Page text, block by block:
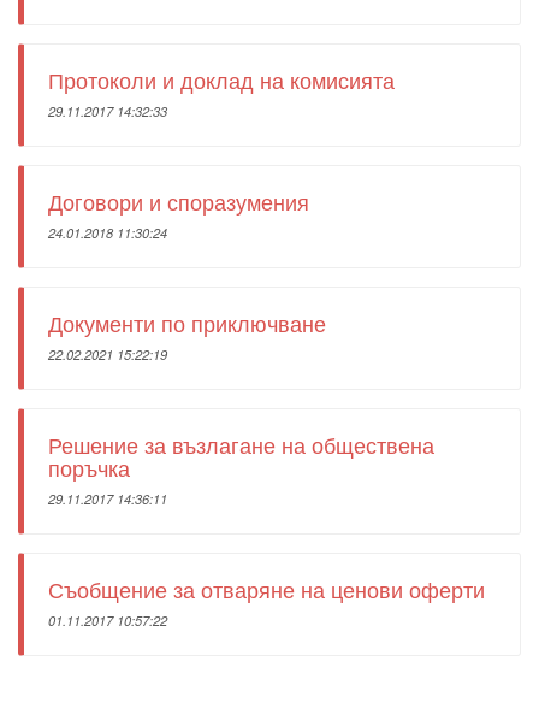
Протоколи и доклад на комисията
29.11.2017 14:32:33
Договори и споразумения
24.01.2018 11:30:24
Документи по приключване
22.02.2021 15:22:19
Решение за възлагане на обществена
поръчка
29.11.2017 14:36:11
Съобщение за отваряне на ценови оферти
01.11.2017 10:57:22